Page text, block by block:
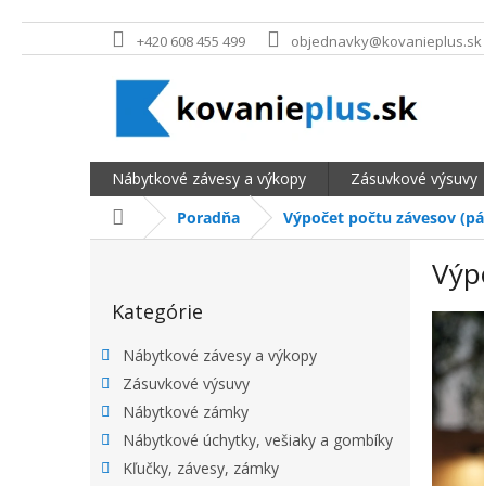
Prejsť na obsah +420 608 455 499 objednavky@kovanieplus.sk
Nábytkové závesy a výkopy Zásuvkové výsuvy
DomovPoradňa Výpočet počtu závesov
BOČNÝ PANEL
Kategórie
Nábytkové závesy a výkopy
Zásuvkové výsuvy
Nábytkové zámky
Nábytkové úchytky, vešiaky a gombíky
Kľučky, závesy, zámky